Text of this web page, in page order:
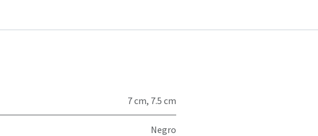
7 cm, 7.5 cm
Negro